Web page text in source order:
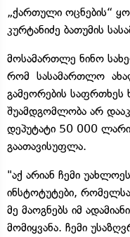
„ქართული ოცნების“
კურტანიძე ბათუმის
მოსამართლე ნინო
რომ სასამართლო
გამეორების საფრთხეს
შუამდგომლობა არ
დეპუტატი 50 000
გაათავისუფლა.
"აქ არიან ჩემი
ინსტოტუტები,
მე მაოგნებს იმ
მომიყვანა. ჩემი